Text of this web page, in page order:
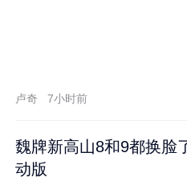
卢奇 7小时前
魏牌新高山8和9都换脸
动版